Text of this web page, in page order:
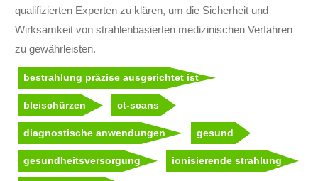
qualifizierten Experten zu klären, um die Sicherheit und
Wirksamkeit von strahlenbasierten medizinischen Verfahren
zu gewährleisten.
bestrahlung präzise ausgerichtet ist
bleischürzen ct-scans
diagnostische anwendungen gesund
gesundheitsversorgung ionisierende strahlung